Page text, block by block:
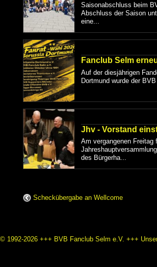
Saisonabschluss beim
Abschluss der Saison
eine...
Fanclub Selm
Auf der diesjährigen
Dortmund wurde der
Jhv - Vorstand
Am vergangenen Freitag
des Bürgerha...
Scheckübergabe an Wellcome
© 1992-2026 +++ BVB Fanclub Selm e.V. +++